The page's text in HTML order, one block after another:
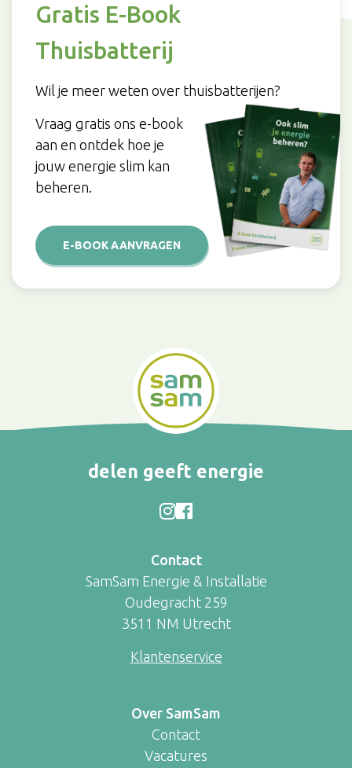
Gratis E-Book
Thuisbatterij
Wil je meer weten over thuisbatterijen?
Vraag gratis ons e-book
aan en ontdek hoe je
jouw energie slim kan
beheren.
E-BOOK AANVRAGEN
delen geeft energie
Contact
SamSam Energie & Installatie
Oudegracht 259
3511 NM Utrecht
Klantenservice
Over SamSam
Contact
Vacatures